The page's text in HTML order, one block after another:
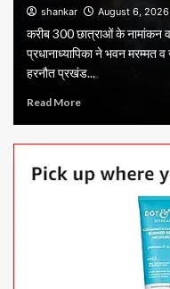
shankar August 6, 2026
करीब 300 छात्राओं के नामांकन
प्रधानाध्यापिका ने भवन मरम्मत
हरनौत प्रखंड...
Read More